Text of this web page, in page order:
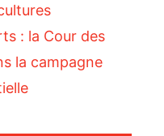
: la Cour des
la campagne